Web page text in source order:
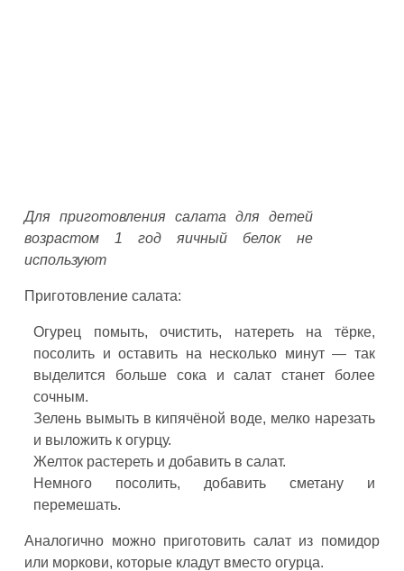
Для приготовления салата для детей
возрастом 1 год яичный белок не
используют
Приготовление салата:
Огурец помыть, очистить, натереть на тёрке,
посолить и оставить на несколько минут — так
выделится больше сока и салат станет более
сочным.
Зелень вымыть в кипячёной воде, мелко нарезать
и выложить к огурцу.
Желток растереть и добавить в салат.
Немного посолить, добавить сметану и
перемешать.
Аналогично можно приготовить салат из помидор
или моркови, которые кладут вместо огурца.